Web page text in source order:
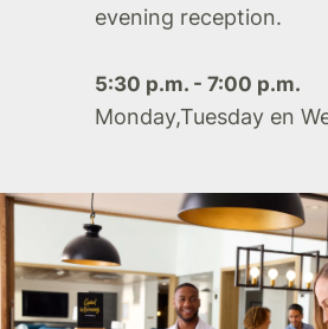
evening reception.
5:30 p.m. - 7:00 p.m.
Monday,Tuesday en